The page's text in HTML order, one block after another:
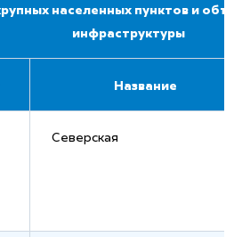
населенных пунктов и
инфраструктуры
Название
Северская